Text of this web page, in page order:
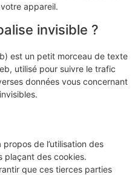
appareil.
invisible ?
est un petit morceau de texte
utilisé pour suivre le trafic
données vous concernant
de l’utilisation des
plaçant des cookies.
que ces tierces parties